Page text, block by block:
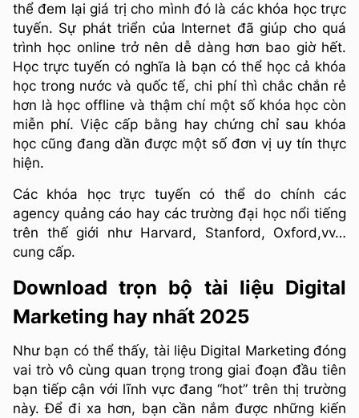
thể đem lại giá trị cho mình đó là các khóa học trực
tuyến. Sự phát triển của Internet đã giúp cho quá
trình học online trở nên dễ dàng hơn bao giờ hết.
Học trực tuyến có nghĩa là bạn có thể học cả khóa
học trong nước và quốc tế, chi phí thì chắc chắn rẻ
hơn là học offline và thậm chí một số khóa học còn
miễn phí. Việc cấp bằng hay chứng chỉ sau khóa
học cũng đang dần được một số đơn vị uy tín thực
hiện.
Các khóa học trực tuyến có thể do chính các
agency quảng cáo hay các trường đại học nổi tiếng
trên thế giới như Harvard, Stanford, Oxford,vv…
cung cấp.
Download trọn bộ tài liệu Digital
Marketing hay nhất 2025
Như bạn có thể thấy, tài liệu Digital Marketing đóng
vai trò vô cùng quan trọng trong giai đoạn đầu tiên
bạn tiếp cận với lĩnh vực đang “hot” trên thị trường
này. Để đi xa hơn, bạn cần nắm được những kiến